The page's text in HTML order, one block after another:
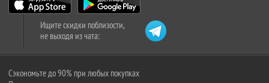
Ищите скидки поблизости,
не выходя из чата:
Сэкономьте до 90% при любых покупках